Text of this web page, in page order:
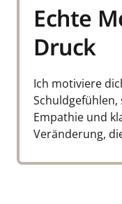
Echte
Druck
Ich motiviere
Empathie und
Veränderung,